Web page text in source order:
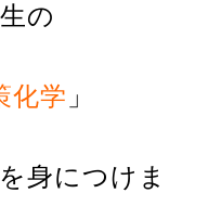
の
化学 」
身につけま